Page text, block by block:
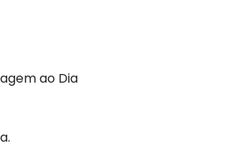
ao Dia